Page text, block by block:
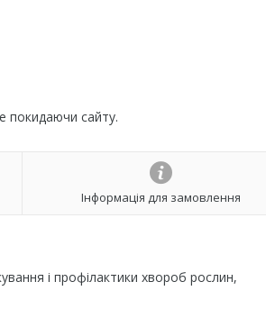
покидаючи сайту.
Інформація для замовлення
і профілактики хвороб рослин,